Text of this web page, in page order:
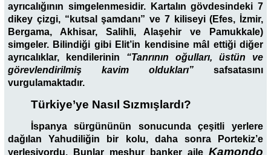
ayrıcalığının simgelenmesidir. Kartalın gövdesindeki 7
dikey çizgi, “kutsal şamdanı” ve 7 kiliseyi (Efes, İzmir,
Bergama, Akhisar, Salihli, Alaşehir ve Pamukkale)
simgeler. Bilindiği gibi Elit’in kendisine mâl ettiği diğer
ayrıcalıklar, kendilerinin “Tanrının oğulları, üstün ve
görevlendirilmiş kavim oldukları” safsatasını
vurgulamaktadır.
Türkiye’ye Nasıl Sızmışlardı?
İspanya sürgününün sonucunda çeşitli yerlere
dağılan Yahudiliğin bir kolu, daha sonra Portekiz’e
yerleşiyordu. Bunlar meşhur banker aile Kamondo